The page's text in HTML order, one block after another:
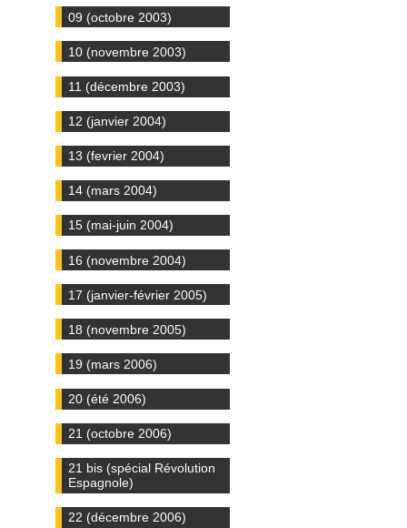
09 (octobre 2003)
10 (novembre 2003)
11 (décembre 2003)
12 (janvier 2004)
13 (fevrier 2004)
14 (mars 2004)
15 (mai-juin 2004)
16 (novembre 2004)
17 (janvier-février 2005)
18 (novembre 2005)
19 (mars 2006)
20 (été 2006)
21 (octobre 2006)
21 bis (spécial Révolution
Espagnole)
22 (décembre 2006)